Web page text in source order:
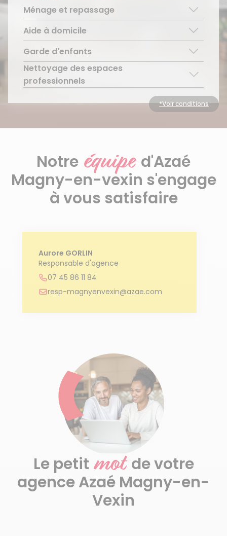
Ménage et repassage
Ménage régulier
Ménage ponctuel
Repassage à domicile
Découvrir le service
Aide à domicile
Aide aux personnes âgées
Téléassistance pour personnes âgées
Accompagnement du handicap
Garde d'enfants
Garde d’enfants de plus de 3 ans
Nettoyage des espaces
professionnels
*Voir conditions
Notre équipe d'Azaé
Magny-en-vexin s'engage
à vous satisfaire
Aurore GORLIN
Responsable d'agence
07 45 86 11 84
resp-magnyenvexin@azae.com
Le petit mot de votre
agence Azaé Magny-en-
Vexin